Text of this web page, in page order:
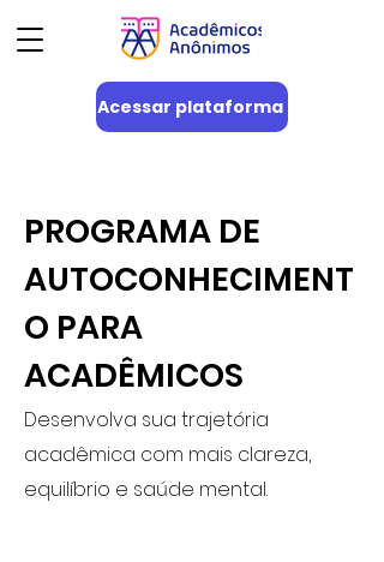
Acessar plataforma
PROGRAMA DE
AUTOCONHECIMENT
O PARA
ACADÊMICOS
Desenvolva sua trajetória
acadêmica com mais clareza,
equilíbrio e saúde mental.